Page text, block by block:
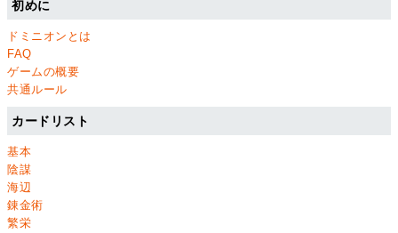
初めに
ドミニオンとは
FAQ
ゲームの概要
共通ルール
カードリスト
基本
陰謀
海辺
錬金術
繁栄